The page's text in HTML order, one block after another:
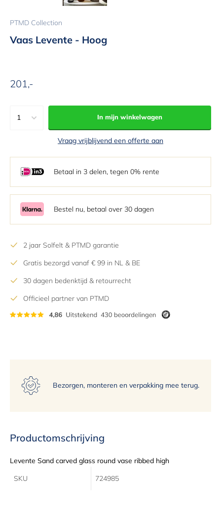
PTMD Collection
Vaas Levente - Hoog
Aanbiedingsprijs
201,-
1
3
5
7
10
11
14
In mijn winkelwagen
Vraag vrijblijvend een offerte aan
Betaal in 3 delen, tegen 0% rente
Bestel nu, betaal over 30 dagen
2 jaar Solfelt & PTMD garantie
Gratis bezorgd vanaf € 99 in NL & BE
30 dagen bedenktijd & retourrecht
Officieel partner van PTMD
Bezorgen, monteren en verpakking mee terug.
Productomschrijving
Levente Sand carved glass round vase ribbed high
SKU
724985